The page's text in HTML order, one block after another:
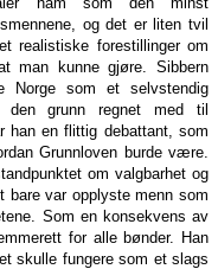
og det er liten tvil
realistiske forestillinger om
man kunne gjøre. Sibbern
Norge som et selvstendig
grunn regnet med til
han en flittig debattant, som
Grunnloven burde være.
om valgbarhet og
bare var opplyste menn som
Som en konsekvens av
for alle bønder. Han
skulle fungere som et slags